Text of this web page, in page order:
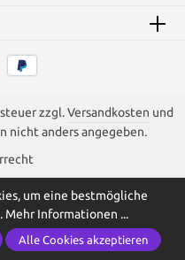
zzgl.Versandkosten und
nicht anders angegeben.
um eine bestmögliche
Mehr Informationen ...
Alle Cookies akzeptieren